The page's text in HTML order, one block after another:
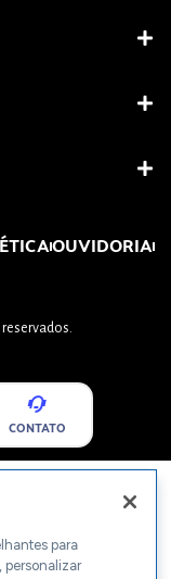
OUVIDORIA
CONTATO
para
personalizar